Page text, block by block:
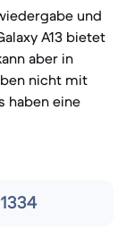
und
A13 bietet
aber in
nicht mit
haben eine